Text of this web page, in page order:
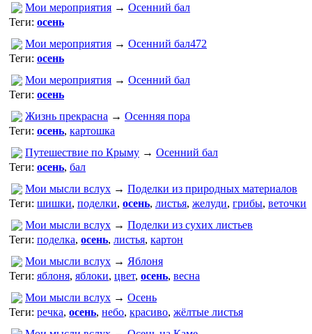
Мои мероприятия → Осенний бал
Теги: осень
Мои мероприятия → Осенний бал472
Теги: осень
Мои мероприятия → Осенний бал
Теги: осень
Жизнь прекрасна → Осенняя пора
Теги: осень, картошка
Путешествие по Крыму → Осенний бал
Теги: осень, бал
Мои мысли вслух → Поделки из природных материалов
Теги: шишки, поделки, осень, листья, желуди, грибы, веточки
Мои мысли вслух → Поделки из сухих листьев
Теги: поделка, осень, листья, картон
Мои мысли вслух → Яблоня
Теги: яблоня, яблоки, цвет, осень, весна
Мои мысли вслух → Осень
Теги: речка, осень, небо, красиво, жёлтые листья